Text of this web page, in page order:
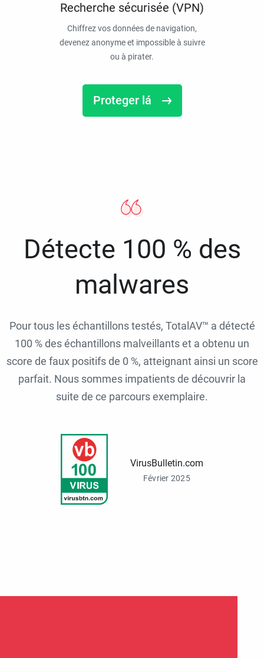
Recherche sécurisée (VPN)
Chiffrez vos données de navigation,
devenez anonyme et impossible à suivre
ou à pirater.
Proteger lá
Détecte 100 % des
malwares
Pour tous les échantillons testés, TotalAV™ a détecté
100 % des échantillons malveillants et a obtenu un
score de faux positifs de 0 %, atteignant ainsi un score
parfait. Nous sommes impatients de découvrir la
suite de ce parcours exemplaire.
VirusBulletin.com
Février 2025